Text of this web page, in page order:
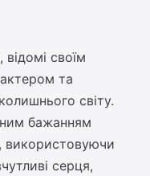
своїм
та
світу.
бажанням
використовуючи
серця,